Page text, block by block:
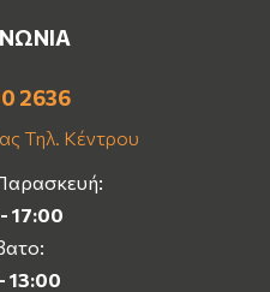
2636
Τηλ. Κέντρου
17:00
13:00